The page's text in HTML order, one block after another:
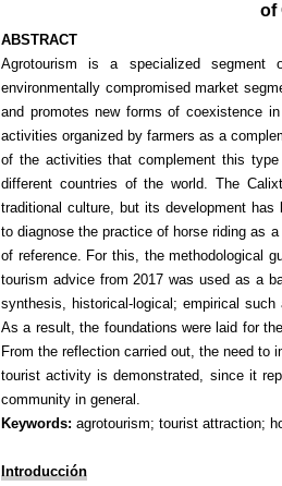
of
ABSTRACT
Agrotourism is a specialized
environmentally compromised market
and promotes new forms of coexistence
activities organized by farmers as a
of the activities that complement this
different countries of the world. The
traditional culture, but its development
to diagnose the practice of horse riding as
of reference. For this, the methodological
tourism advice from 2017 was used as a
synthesis, historical-logical; empirical
As a result, the foundations were laid for
From the reflection carried out, the need
tourist activity is demonstrated, since it
community in general.
Keywords: agrotourism; tourist attraction;
Introducción